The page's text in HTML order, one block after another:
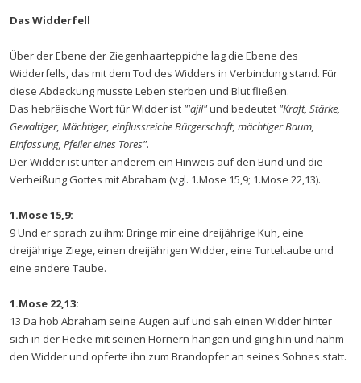
Das Widderfell
Über der Ebene der Ziegenhaarteppiche lag die Ebene des
Widderfells, das mit dem Tod des Widders in Verbindung stand. Für
diese Abdeckung musste Leben sterben und Blut fließen.
Das hebräische Wort für Widder ist "'ajil"und bedeutet "Kraft, Stärke,
Gewaltiger, Mächtiger, einflussreiche Bürgerschaft, mächtiger Baum,
Einfassung, Pfeiler eines Tores".
Der Widder ist unter anderem ein Hinweis auf den Bund und die
Verheißung Gottes mit Abraham (vgl. 1.Mose 15,9; 1.Mose 22,13).
1.Mose 15,9:
9 Und er sprach zu ihm: Bringe mir eine dreijährige Kuh, eine
dreijährige Ziege, einen dreijährigen Widder, eine Turteltaube und
eine andere Taube.
1.Mose 22,13:
13 Da hob Abraham seine Augen auf und sah einen Widder hinter
sich in der Hecke mit seinen Hörnern hängen und ging hin und nahm
den Widder und opferte ihn zum Brandopfer an seines Sohnes statt.